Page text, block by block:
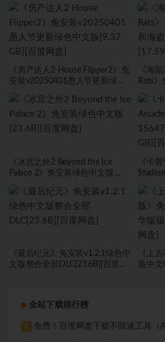
文版[30.98 GB][百度网盘]
盘]
《房产达人2 House Flipper2》免
安装v20250401愚人节更新绿色
《海
Rats
GB][百
《冰宫之外2 Beyond the Ice
Palace 2》免安装绿色中文版
《卡
《最后纪元》免安装v1.2.1绿色中
文版整合全部DLC[23.6B][百度网
《上
装中文
全站下载排行榜
1 免费！百度网盘下载不限速工具（